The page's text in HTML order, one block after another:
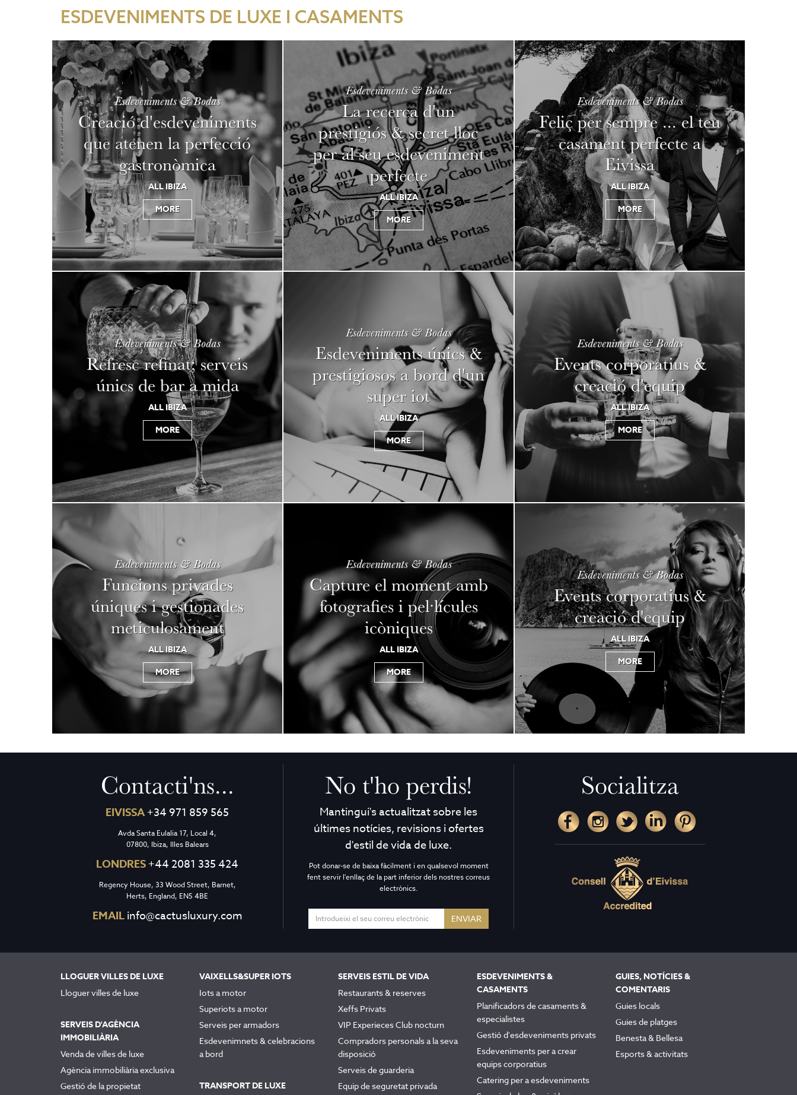
ESDEVENIMENTS DE LUXE I CASAMENTS
Esdeveniments & Bodas
Creació d'esdeveniments
que atenen la perfecció
gastronòmica
ALL IBIZA
MORE
Esdeveniments & Bodas
La recerca d'un
prestigiós & secret lloc
per al seu esdeveniment
perfecte
ALL IBIZA
MORE
Esdeveniments & Bodas
Feliç per sempre ... el teu
casament perfecte a
Eivissa
ALL IBIZA
MORE
Esdeveniments & Bodas
Refresc refinat; serveis
únics de bar a mida
ALL IBIZA
MORE
Esdeveniments & Bodas
Esdeveniments únics &
prestigiosos a bord d'un
super iot
ALL IBIZA
MORE
Esdeveniments & Bodas
Events corporatius &
creació d'equip
ALL IBIZA
MORE
Esdeveniments & Bodas
Funcions privades
úniques i gestionades
meticulosament
ALL IBIZA
MORE
Esdeveniments & Bodas
Capture el moment amb
fotografies i pel·lícules
icòniques
ALL IBIZA
MORE
Esdeveniments & Bodas
Events corporatius &
creació d'equip
ALL IBIZA
MORE
Contacti'ns...
EIVISSA+34 971 859 565
Avda Santa Eulalia 17, Local 4,
07800, Ibiza, Illes Balears
LONDRES+44 2081 335 424
Regency House, 33 Wood Street, Barnet,
Herts, England, EN5 4BE
EMAIL info@cactusluxury.com
No t'ho perdis!
Mantingui's actualitzat sobre les
últimes notícies, revisions i ofertes
d'estil de vida de luxe.
Pot donar-se de baixa fàcilment i en qualsevol moment
fent servir l'enllaç de la part inferior dels nostres correus
electrònics.
ENVIAR
Socialitza
LLOGUER VILLES DE LUXE
Lloguer villes de luxe
SERVEIS D'AGÈNCIA
IMMOBILIÀRIA
Venda de villes de luxe
Agència immobiliària exclusiva
Gestió de la propietat
VAIXELLS&SUPER IOTS
Iots a motor
Superiots a motor
Serveis per armadors
Esdevenimnets & celebracions
a bord
TRANSPORT DE LUXE
SERVEIS ESTIL DE VIDA
Restaurants & reserves
Xeffs Privats
VIP Experieces Club nocturn
Compradors personals a la seva
disposició
Serveis de guarderia
Equip de seguretat privada
ESDEVENIMENTS &
CASAMENTS
Planificadors de casaments &
especialistes
Gestió d'esdeveniments privats
Esdeveniments per a crear
equips corporatius
Catering per a esdeveniments
GUIES, NOTÍCIES &
COMENTARIS
Guies locals
Guies de platges
Benesta & Bellesa
Esports & activitats